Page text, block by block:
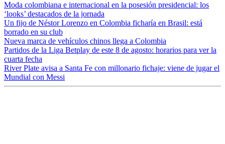
Moda colombiana e internacional en la posesión presidencial: los
‘looks’ destacados de la jornada
Un fijo de Néstor Lorenzo en Colombia ficharía en Brasil: está
borrado en su club
Nueva marca de vehículos chinos llega a Colombia
Partidos de la Liga Betplay de este 8 de agosto: horarios para ver la
cuarta fecha
River Plate avisa a Santa Fe con millonario fichaje: viene de jugar el
Mundial con Messi